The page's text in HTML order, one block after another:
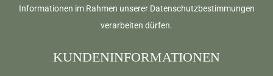
Informationen im Rahmen unserer Datenschutzbestimmungen
verarbeiten dürfen.
KUNDENINFORMATIONEN